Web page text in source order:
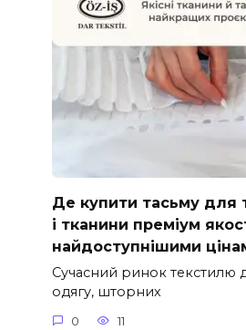
Де купити тасьму для
і тканини преміум
найдоступнішими
Сучасний ринок текстилю
одягу, шторних
0 11